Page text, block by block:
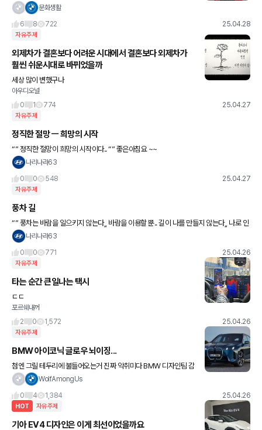
문화생활
6
8 722 25.04.28
자유주제
외제차가 결혼보다 어려운 시대에서 결혼보다 외제차가
훨씬 쉬운시대로 바뀌었을까
세상 많이 변했구나
아우디오널
0
1 774 25.04.27
자유주제
정직한 절망 ㅡ 희망의 시작
“” 정직한 절망이 희망의 시작이다.. “” 좋은아침요 ~~
나리나라63
0
0 548 25.04.27
자유주제
풍차 길
“” 풍차는 바람을 일으키지 않는다,, 바람을 이용할 뿐.. 길이 나를 만들지 않는다,, 나로 인
해 길이 생길 뿐.. “”
나리나라63
0
0 771 25.04.26
자유주제
타는 순간 큰일나는 택시
ㄷㄷ
포르쉐내꺼
2
0 1,572 25.04.26
자유주제
BMW 아이코닉 글로우 뇌이징...
첨엔 그릴 테두리에 불들어오는거 진짜 악취미다 BMW 디자인팀 감
다 죽었나 싶었는데 이거 자꾸 보다보니... ... 아 이게 미래적인건가?
WolfAmongUs
0
4 1,384 25.04.26
HOT 자유주제
기아 EV4 디자인은 이게 최선이었을까요